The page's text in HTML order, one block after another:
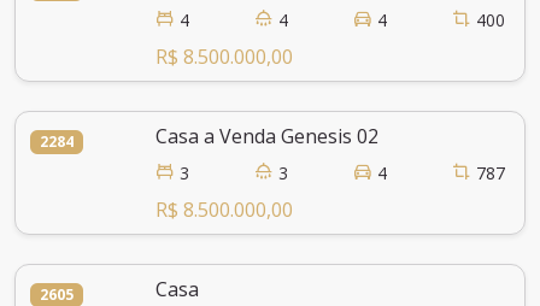
4 4 4 400
R$ 8.500.000,00
2284 Casa a Venda Genesis 02
3 3 4 787
R$ 8.500.000,00
2605 Casa